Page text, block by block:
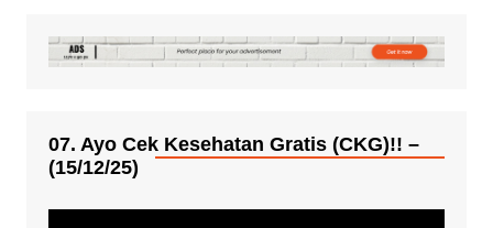
07. Ayo Cek Kesehatan Gratis (CKG)!! –
(15/12/25)